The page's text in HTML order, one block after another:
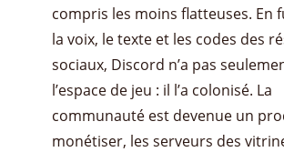
compris les moins flatteuses. En
la voix, le texte et les codes des
sociaux, Discord n’a pas
l’espace de jeu : il l’a colonisé. La
communauté est devenue un
monétiser, les serveurs des